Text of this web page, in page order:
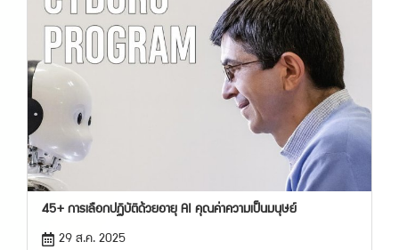
45+ การเลือกปฏิบัติด้วยอายุ AI คุณค่าความเป็นมนุษย์
29 ส.ค. 2025